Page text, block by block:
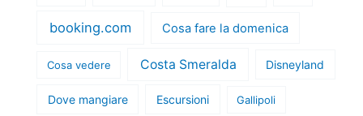
booking.com Cosa fare la domenica
Cosa vedere Costa Smeralda Disneyland
Dove mangiare Escursioni Gallipoli